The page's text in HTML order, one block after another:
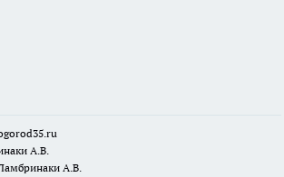
u
А.В.
А.В.